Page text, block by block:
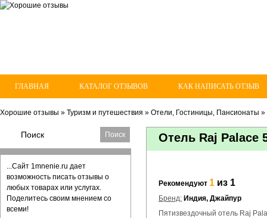
ГЛАВНАЯ КАТАЛОГ ОТЗЫВОВ КАК НАПИСАТЬ ОТЗЫВ
Хорошие отзывы » Туризм и путешествия » Отели, Гостиницы, Пансионаты »
...Сайт 1mnenie.ru дает
возможность писать отзывы о
любых товарах или услугах.
Поделитесь своим мнением со
всеми!
Отель Raj Palace
Рекомендуют 1 из 1
Бренд: Индия, Джайпур
Пятизвездочный отель Raj